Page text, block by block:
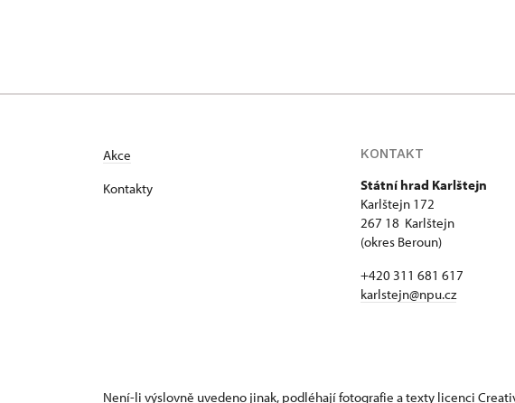
Akce
Kontakty
KONTAKT
Státní hrad Karlštejn
Karlštejn 172
267 18 Karlštejn
(okres Beroun)
+420 311 681 617
karlstejn@npu.cz
Není-li výslovně uvedeno jinak, podléhají fotografie a texty licenci